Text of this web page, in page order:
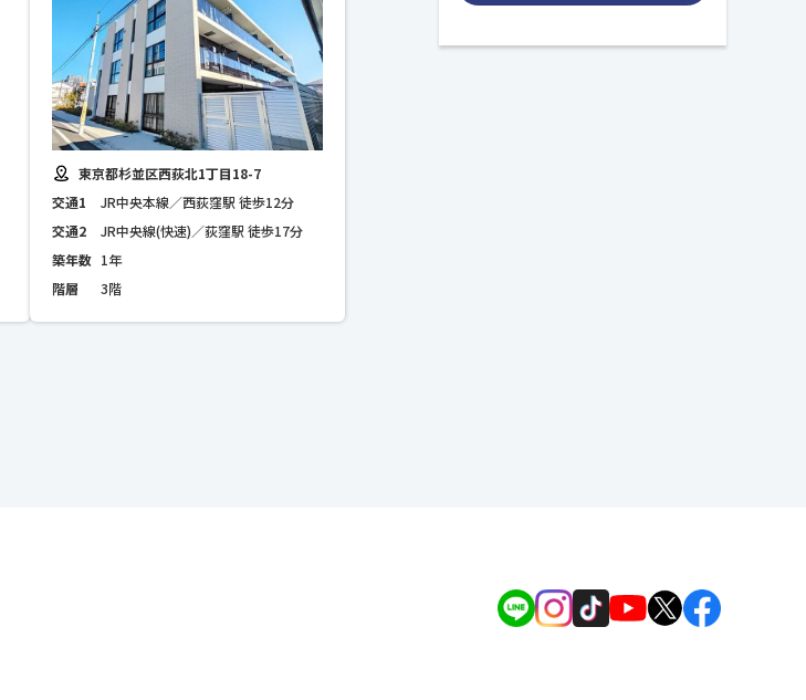
東京都杉並区西荻北1丁目18-7
交通1
JR中央本線／西荻窪駅 徒歩12分
交通2
JR中央線(快速)／荻窪駅 徒歩17分
築年数 1年
階層
3階